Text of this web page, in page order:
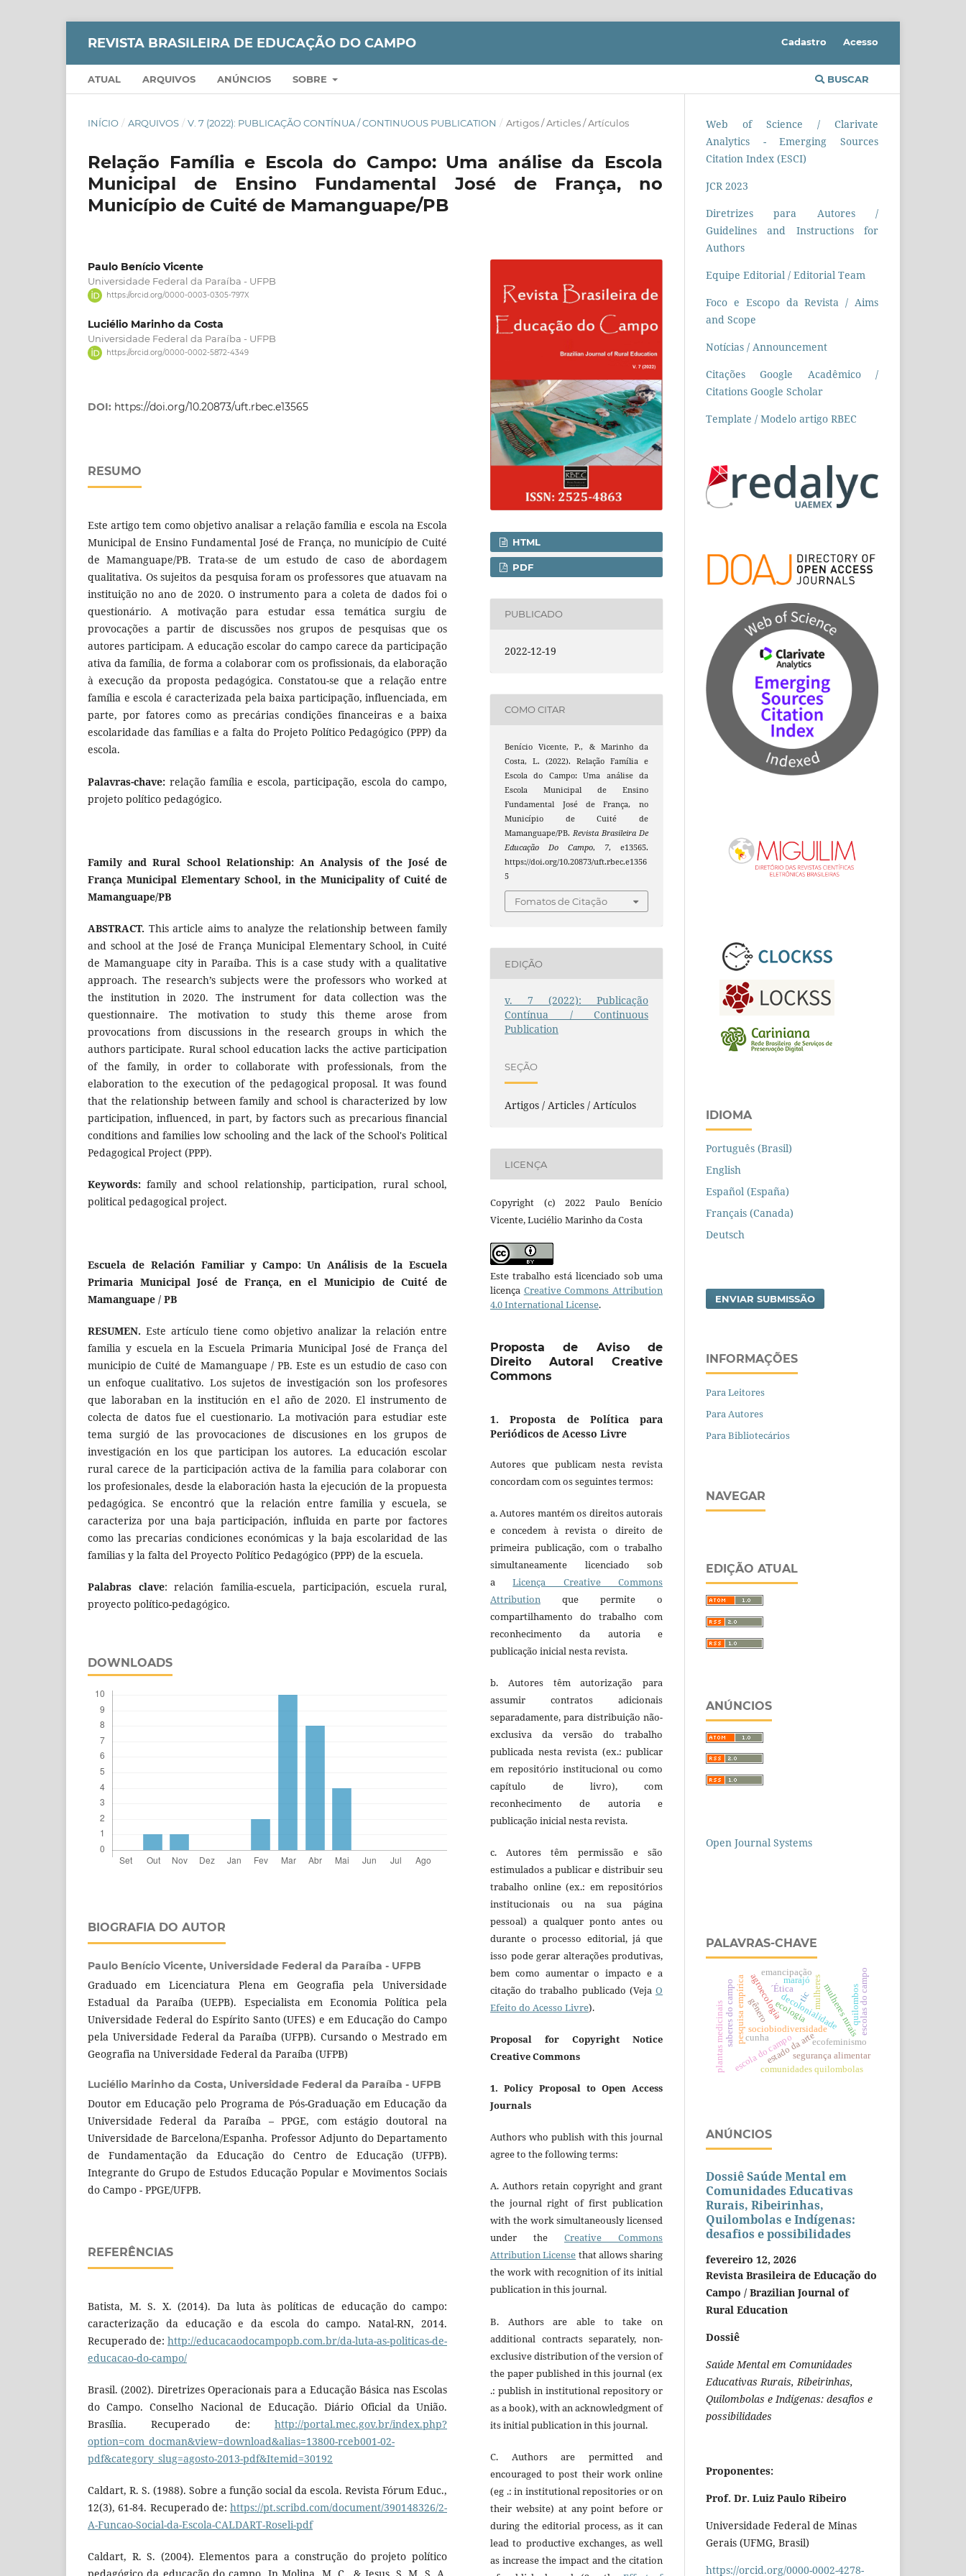
REVISTA BRASILEIRA DE EDUCAÇÃO DO CAMPO
ATUAL ARQUIVOS ANÚNCIOS SOBRE BUSCAR
Cadastro Acesso
INÍCIO / ARQUIVOS / V. 7 (2022): PUBLICAÇÃO CONTÍNUA / CONTINUOUS PUBLICATION / Artigos / Articles / Artículos
Relação Família e Escola do Campo: Uma análise da Escola
Municipal de Ensino Fundamental José de França, no
Município de Cuité de Mamanguape/PB
Paulo Benício Vicente
Universidade Federal da Paraíba - UFPB
https://orcid.org/0000-0003-0305-797X
Luciélio Marinho da Costa
Universidade Federal da Paraíba - UFPB
https://orcid.org/0000-0002-5872-4349
DOI: https://doi.org/10.20873/uft.rbec.e13565
RESUMO
Este artigo tem como objetivo analisar a relação família e escola na Escola
Municipal de Ensino Fundamental José de França, no município de Cuité
de Mamanguape/PB. Trata-se de um estudo de caso de abordagem
qualitativa. Os sujeitos da pesquisa foram os professores que atuavam na
instituição no ano de 2020. O instrumento para a coleta de dados foi o
questionário. A motivação para estudar essa temática surgiu de
provocações a partir de discussões nos grupos de pesquisas que os
autores participam. A educação escolar do campo carece da participação
ativa da família, de forma a colaborar com os profissionais, da elaboração
à execução da proposta pedagógica. Constatou-se que a relação entre
família e escola é caracterizada pela baixa participação, influenciada, em
parte, por fatores como as precárias condições financeiras e a baixa
escolaridade das famílias e a falta do Projeto Político Pedagógico (PPP) da
escola.
Palavras-chave: relação família e escola, participação, escola do campo,
projeto político pedagógico.
Family and Rural School Relationship: An Analysis of the José de
França Municipal Elementary School, in the Municipality of Cuité de
Mamanguape/PB
ABSTRACT. This article aims to analyze the relationship between family
and school at the José de França Municipal Elementary School, in Cuité
de Mamanguape city in Paraíba. This is a case study with a qualitative
approach. The research’s subjects were the professors who worked at
the institution in 2020. The instrument for data collection was the
questionnaire. The motivation to study this theme arose from
provocations from discussions in the research groups in which the
authors participate. Rural school education lacks the active participation
of the family, in order to collaborate with professionals, from the
elaboration to the execution of the pedagogical proposal. It was found
that the relationship between family and school is characterized by low
participation, influenced, in part, by factors such as precarious financial
conditions and families low schooling and the lack of the School's Political
Pedagogical Project (PPP).
Keywords:family and school relationship, participation, rural school,
political pedagogical project.
Escuela de Relación Familiar y Campo: Un Análisis de la Escuela
Primaria Municipal José de França, en el Municipio de Cuité de
Mamanguape / PB
RESUMEN. Este artículo tiene como objetivo analizar la relación entre
familia y escuela en la Escuela Primaria Municipal José de França del
municipio de Cuité de Mamanguape / PB. Este es un estudio de caso con
un enfoque cualitativo. Los sujetos de investigación son los profesores
que laboraban en la institución en el año de 2020. El instrumento de
colecta de datos fue el cuestionario. La motivación para estudiar este
tema surgió de las provocaciones de discusiones en los grupos de
investigación en los que participan los autores. La educación escolar
rural carece de la participación activa de la familia para colaborar con
los profesionales, desde la elaboración hasta la ejecución de la propuesta
pedagógica. Se encontró que la relación entre familia y escuela, se
caracteriza por una baja participación, influida en parte por factores
como las precarias condiciones económicas y la baja escolaridad de las
familias y la falta del Proyecto Político Pedagógico (PPP) de la escuela.
Palabras clave: relación familia-escuela, participación, escuela rural,
proyecto político-pedagógico.
DOWNLOADS
BIOGRAFIA DO AUTOR
Paulo Benício Vicente, Universidade Federal da Paraíba - UFPB
Graduado em Licenciatura Plena em Geografia pela Universidade
Estadual da Paraíba (UEPB). Especialista em Economia Política pela
Universidade Federal do Espírito Santo (UFES) e em Educação do Campo
pela Universidade Federal da Paraíba (UFPB). Cursando o Mestrado em
Geografia na Universidade Federal da Paraíba (UFPB)
Luciélio Marinho da Costa, Universidade Federal da Paraíba - UFPB
Doutor em Educação pelo Programa de Pós-Graduação em Educação da
Universidade Federal da Paraíba – PPGE, com estágio doutoral na
Universidade de Barcelona/Espanha. Professor Adjunto do Departamento
de Fundamentação da Educação do Centro de Educação (UFPB).
Integrante do Grupo de Estudos Educação Popular e Movimentos Sociais
do Campo - PPGE/UFPB.
REFERÊNCIAS
Batista, M. S. X. (2014). Da luta às políticas de educação do campo:
caracterização da educação e da escola do campo. Natal-RN, 2014.
Recuperado de: http://educacaodocampopb.com.br/da-luta-as-politicas-de-
educacao-do-campo/
Brasil. (2002). Diretrizes Operacionais para a Educação Básica nas Escolas
do Campo. Conselho Nacional de Educação. Diário Oficial da União.
Brasília. Recuperado de: http://portal.mec.gov.br/index.php?
option=com_docman&view=download&alias=13800-rceb001-02-
pdf&category_slug=agosto-2013-pdf&Itemid=30192
Caldart, R. S. (1988). Sobre a função social da escola. Revista Fórum Educ.,
12(3), 61-84. Recuperado de: https://pt.scribd.com/document/390148326/2-
A-Funcao-Social-da-Escola-CALDART-Roseli-pdf
Caldart, R. S. (2004). Elementos para a construção do projeto político
pedagógico da educação do campo. In Molina, M. C., & Jesus, S. M. S. A.
HTML
PDF
PUBLICADO
2022-12-19
COMO CITAR
Benício Vicente, P., & Marinho da
Costa, L. (2022). Relação Família e
Escola do Campo: Uma análise da
Escola Municipal de Ensino
Fundamental José de França, no
Município de Cuité de
Mamanguape/PB. Revista Brasileira De
Educação Do Campo, 7, e13565.
https://doi.org/10.20873/uft.rbec.e1356
5
Fomatos de Citação
EDIÇÃO
v. 7 (2022): Publicação
Contínua / Continuous
Publication
SEÇÃO
Artigos / Articles / Artículos
LICENÇA
Copyright (c) 2022 Paulo Benício
Vicente, Luciélio Marinho da Costa
Este trabalho está licenciado sob uma
licença Creative Commons Attribution
4.0 International License.
Proposta de Aviso de
Direito Autoral Creative
Commons
1. Proposta de Política para
Periódicos de Acesso Livre
Autores que publicam nesta revista
concordam com os seguintes termos:
a. Autores mantém os direitos autorais
e concedem à revista o direito de
primeira publicação, com o trabalho
simultaneamente licenciado sob
aLicença Creative Commons
Attribution que permite o
compartilhamento do trabalho com
reconhecimento da autoria e
publicação inicial nesta revista.
b. Autores têm autorização para
assumir contratos adicionais
separadamente, para distribuição não-
exclusiva da versão do trabalho
publicada nesta revista (ex.: publicar
em repositório institucional ou como
capítulo de livro), com
reconhecimento de autoria e
publicação inicial nesta revista.
c. Autores têm permissão e são
estimulados a publicar e distribuir seu
trabalho online (ex.: em repositórios
institucionais ou na sua página
pessoal) a qualquer ponto antes ou
durante o processo editorial, já que
isso pode gerar alterações produtivas,
bem como aumentar o impacto e a
citação do trabalho publicado (Veja O
Efeito do Acesso Livre).
Proposal for Copyright Notice
Creative Commons
1. Policy Proposal to Open Access
Journals
Authors who publish with this journal
agree to the following terms:
A. Authors retain copyright and grant
the journal right of first publication
with the work simultaneously licensed
under the Creative Commons
Attribution License that allows sharing
the work with recognition of its initial
publication in this journal.
B. Authors are able to take on
additional contracts separately, non-
exclusive distribution of the version of
the paper published in this journal (ex
.: publish in institutional repository or
as a book), with an acknowledgment of
its initial publication in this journal.
C. Authors are permitted and
encouraged to post their work online
(eg .: in institutional repositories or on
their website) at any point before or
during the editorial process, as it can
lead to productive exchanges, as well
as increase the impact and the citation
Web of Science / Clarivate
Analytics - Emerging Sources
Citation Index (ESCI)
JCR 2023
Diretrizes para Autores /
Guidelines and Instructions for
Authors
Equipe Editorial / Editorial Team
Foco e Escopo da Revista / Aims
and Scope
Notícias / Announcement
Citações Google Acadêmico /
Citations Google Scholar
Template / Modelo artigo RBEC
IDIOMA
Português (Brasil)
English
Español (España)
Français (Canada)
Deutsch
ENVIAR SUBMISSÃO
INFORMAÇÕES
Para Leitores
Para Autores
Para Bibliotecários
NAVEGAR
EDIÇÃO ATUAL
ANÚNCIOS
Open Journal Systems
PALAVRAS-CHAVE
decolonialidade
sociobiodiversidade
pesquisa empírica ´Ética
ecologia
mulheres
estado da arteecofeminismo
agroecologia
emancipação
saberes do campo cunha
comunidades quilombolas
mulheres rurais
escola do campo
plantas medicinais quilombos
gênero
segurança alimentar
tic escolas do campo
marajó
ANÚNCIOS
Dossiê Saúde Mental em
Comunidades Educativas
Rurais, Ribeirinhas,
Quilombolas e Indígenas:
desafios e possibilidades
fevereiro 12, 2026
Revista Brasileira de Educação do
Campo / Brazilian Journal of
Rural Education
Dossiê
Saúde Mental em Comunidades
Educativas Rurais, Ribeirinhas,
Quilombolas e Indígenas: desafios e
possibilidades
Proponentes:
Prof. Dr. Luiz Paulo Ribeiro
Universidade Federal de Minas
Gerais (UFMG, Brasil)
https://orcid.org/0000-0002-4278-